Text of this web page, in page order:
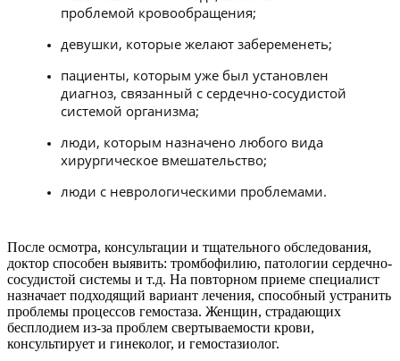
проблемой кровообращения;
девушки, которые желают забеременеть;
пациенты, которым уже был установлен
диагноз, связанный с сердечно-сосудистой
системой организма;
люди, которым назначено любого вида
хирургическое вмешательство;
люди с неврологическими проблемами.
После осмотра, консультации и тщательного обследования,
доктор способен выявить: тромбофилию, патологии сердечно-
сосудистой системы и т.д. На повторном приеме специалист
назначает подходящий вариант лечения, способный устранить
проблемы процессов гемостаза. Женщин, страдающих
бесплодием из-за проблем свертываемости крови,
консультирует и гинеколог, и гемостазиолог.